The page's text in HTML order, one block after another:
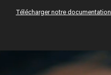
Télécharger notre documentation